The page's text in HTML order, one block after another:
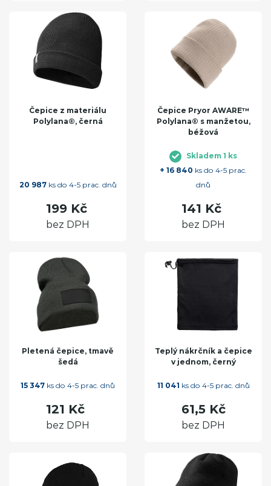
Čepice z materiálu
Polylana®, černá
20 987ks do 4-5 prac. dnů
199 Kč
bez DPH
Čepice Pryor AWARE™
Polylana® s manžetou,
béžová
Skladem 1 ks
+ 16 840 ks do 4-5 prac.
dnů
141 Kč
bez DPH
Pletená čepice, tmavě
šedá
15 347 ks do 4-5 prac. dnů
121 Kč
bez DPH
Teplý nákrčník a čepice
v jednom, černý
11 041 ks do 4-5 prac. dnů
61,5 Kč
bez DPH